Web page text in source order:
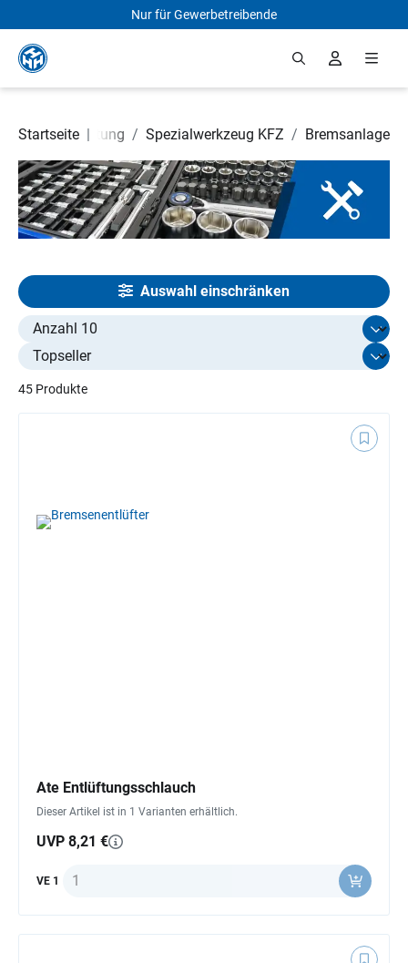
Zum Hauptinhalt springen
Nur für Gewerbetreibende
Startseite | / Spezialwerkzeug KFZ / Bremsanlage
Auswahl einschränken
45 Produkte
Select limit
Ate Entlüftungsschlauch
Dieser Artikel ist in 1 Varianten erhältlich.
UVP 8,21 €
VE 1 Anzahl